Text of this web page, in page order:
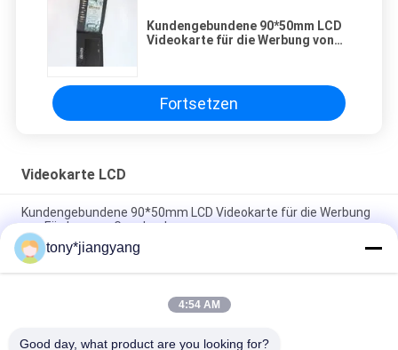
Kundengebundene 90*50mm LCD
Videokarte für die Werbung von
Fortsetzen
Videokarte LCD
Kundengebundene 90*50mm LCD Videokarte für die Werbung
von Förderungs-Geschenken
VIF-Technologie LCD-Videobroschüren-Kartenfarbenreiches
und Offset-CMYK-Drucken
Videokarte Soem-ODM LCD für die Werbung des Einladungs-
tony*jiangyang
4:54 AM
Good day, what product are you looking for?